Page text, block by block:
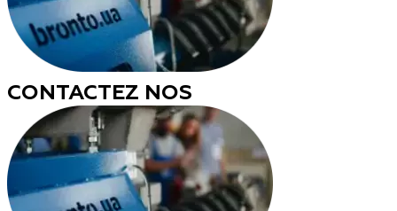
CONTACTEZ NOS